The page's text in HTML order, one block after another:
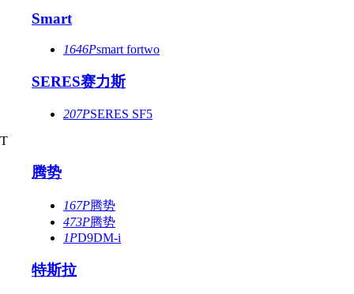
Smart
1646Psmart fortwo
SERES赛力斯
207PSERES SF5
T
腾势
167P腾势
473P腾势
1PD9DM-i
特斯拉